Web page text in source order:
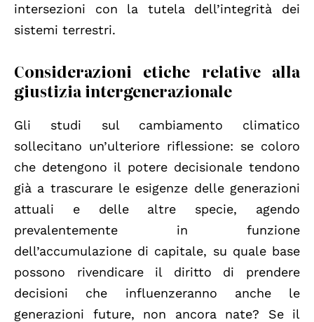
intersezioni con la tutela dell’integrità dei
sistemi terrestri.
Considerazioni etiche relative alla
giustizia intergenerazionale
Gli studi sul cambiamento climatico
sollecitano un’ulteriore riflessione: se coloro
che detengono il potere decisionale tendono
già a trascurare le esigenze delle generazioni
attuali e delle altre specie, agendo
prevalentemente in funzione
dell’accumulazione di capitale, su quale base
possono rivendicare il diritto di prendere
decisioni che influenzeranno anche le
generazioni future, non ancora nate? Se il